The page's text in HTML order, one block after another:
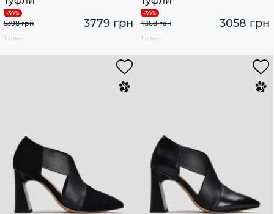
3779 грн
5398 грн
1 цвет
3058 грн
4368 грн
1 цвет